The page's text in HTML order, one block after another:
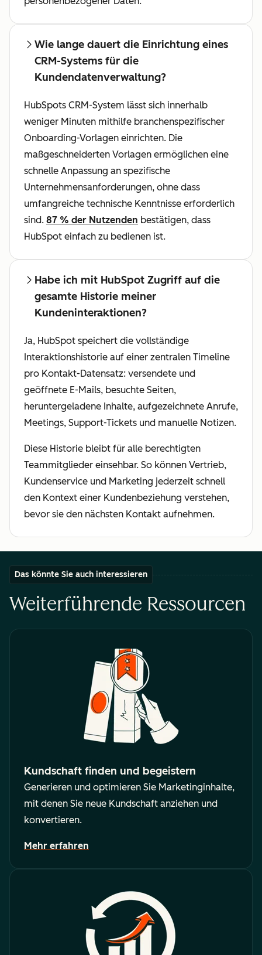
Wie lange dauert die Einrichtung eines
CRM-Systems für die
Kundendatenverwaltung?
HubSpots CRM-System lässt sich innerhalb
weniger Minuten mithilfe branchenspezifischer
Onboarding-Vorlagen einrichten. Die
maßgeschneiderten Vorlagen ermöglichen eine
schnelle Anpassung an spezifische
Unternehmensanforderungen, ohne dass
umfangreiche technische Kenntnisse erforderlich
sind. 87 % der Nutzenden bestätigen, dass
HubSpot einfach zu bedienen ist.
Habe ich mit HubSpot Zugriff auf die
gesamte Historie meiner
Kundeninteraktionen?
Ja, HubSpot speichert die vollständige
Interaktionshistorie auf einer zentralen Timeline
pro Kontakt-Datensatz: versendete und
geöffnete E-Mails, besuchte Seiten,
heruntergeladene Inhalte, aufgezeichnete Anrufe,
Meetings, Support-Tickets und manuelle Notizen.
Diese Historie bleibt für alle berechtigten
Teammitglieder einsehbar. So können Vertrieb,
Kundenservice und Marketing jederzeit schnell
den Kontext einer Kundenbeziehung verstehen,
bevor sie den nächsten Kontakt aufnehmen.
Das könnte Sie auch interessieren
Weiterführende Ressourcen
Kundschaft finden und begeistern
Generieren und optimieren Sie Marketinginhalte,
mit denen Sie neue Kundschaft anziehen und
konvertieren.
Mehr erfahren